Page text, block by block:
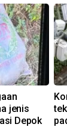
jenis
Depok